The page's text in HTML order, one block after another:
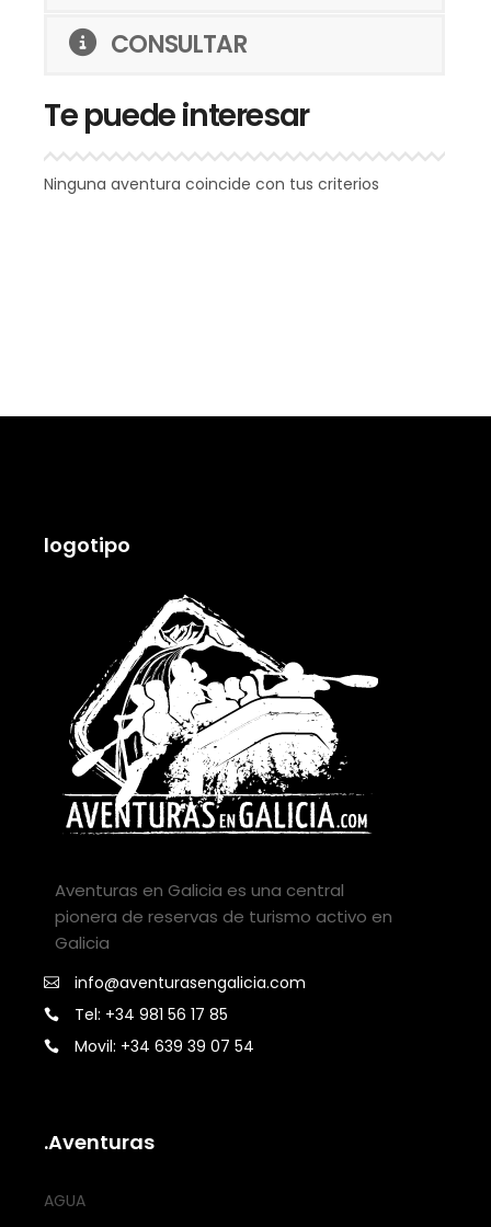
CONSULTAR
Te puede interesar
Ninguna aventura coincide con tus criterios
logotipo
Aventuras en Galicia es una central
pionera de reservas de turismo activo en
Galicia
info@aventurasengalicia.com
Tel: +34 981 56 17 85
Movil: +34 639 39 07 54
.Aventuras
AGUA